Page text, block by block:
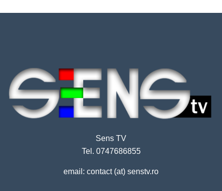
Sens TV
Tel. 0747686855
email: contact (at) senstv.ro